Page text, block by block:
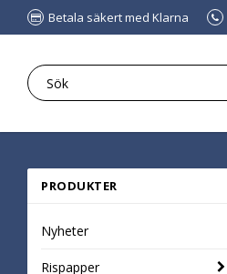
Betala säkert med Klarna
PRODUKTER
Nyheter
Rispapper